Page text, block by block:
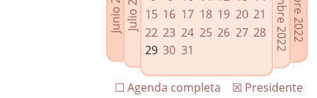
Agenda de Presidencia
Plenos provinciales y Juntas de gobierno
Oficina de Proyectos Europeos
15 16 17 18 19 20 21
22 23 24 25 26 27 28
29 30 31
☒ Presidente
☐ Agenda completa